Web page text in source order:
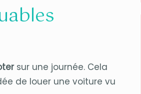
sur une journée. Cela
de louer une voiture vu